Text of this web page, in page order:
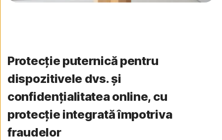
Protecție puternică pentru
dispozitivele dvs. și
confidențialitatea online, cu
protecție integrată împotriva
fraudelor